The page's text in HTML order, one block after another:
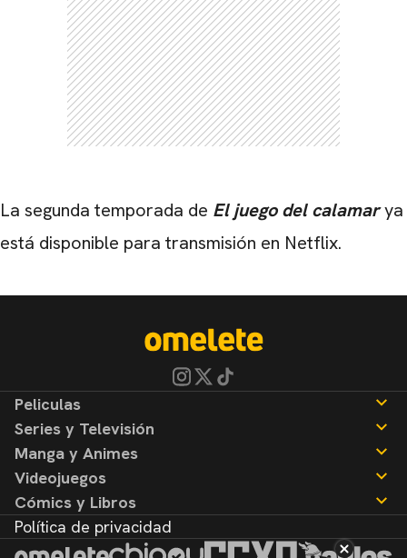
La segunda temporada de El juego del calamarya
está disponible para transmisión en Netflix.
Peliculas
Noticias
Reseñas
Series y Televisión
Noticias
Reseñas
Manga y Animes
Noticias
Reseñas
Videojuegos
Noticias
Reseñas
Cómics y Libros
Noticias
Política de privacidad